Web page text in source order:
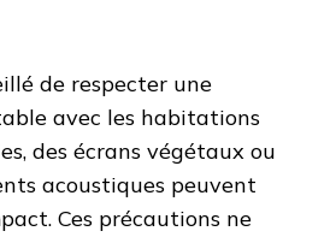
de respecter une
avec les habitations
des écrans végétaux ou
acoustiques peuvent
Ces précautions ne